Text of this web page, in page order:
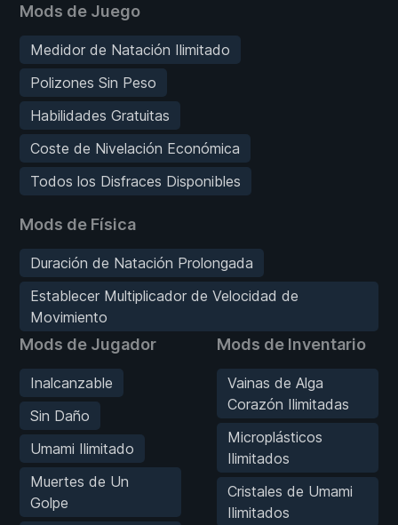
Mods de Juego
Medidor de Natación Ilimitado
Polizones Sin Peso
Habilidades Gratuitas
Coste de Nivelación Económica
Todos los Disfraces Disponibles
Mods de Física
Duración de Natación Prolongada
Establecer Multiplicador de Velocidad de
Movimiento
Mods de Jugador
Inalcanzable
Sin Daño
Umami Ilimitado
Muertes de Un
Golpe
Mods de Inventario
Vainas de Alga
Corazón Ilimitadas
Microplásticos
Ilimitados
Cristales de Umami
Ilimitados